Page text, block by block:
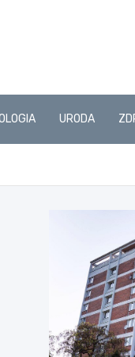
URODA